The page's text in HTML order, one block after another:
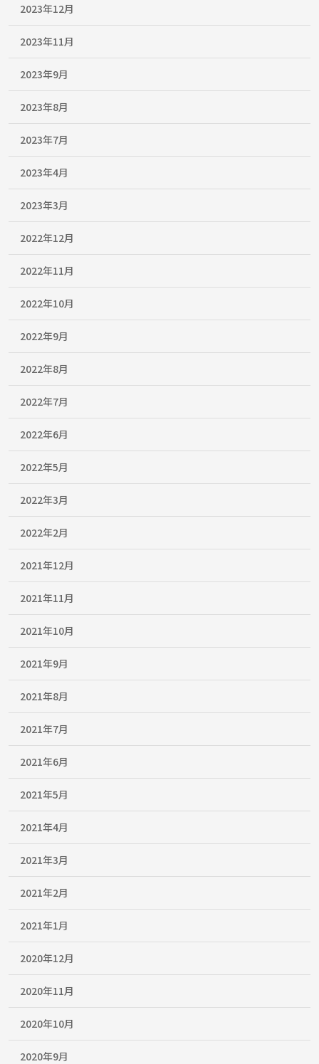
2023年12月
2023年11月
2023年9月
2023年8月
2023年7月
2023年4月
2023年3月
2022年12月
2022年11月
2022年10月
2022年9月
2022年8月
2022年7月
2022年6月
2022年5月
2022年3月
2022年2月
2021年12月
2021年11月
2021年10月
2021年9月
2021年8月
2021年7月
2021年6月
2021年5月
2021年4月
2021年3月
2021年2月
2021年1月
2020年12月
2020年11月
2020年10月
2020年9月